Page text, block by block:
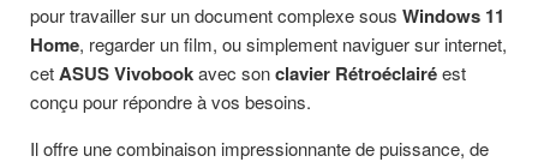
pour travailler sur un document complexe sous Windows 11
Home, regarder un film, ou simplement naviguer sur internet,
cetASUS Vivobookavec sonclavier Rétroéclairéest
conçu pour répondre à vos besoins.
Il offre une combinaison impressionnante de puissance, de